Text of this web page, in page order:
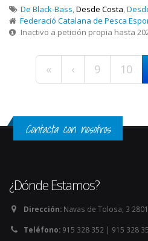
De Black-Bass,Desde Costa,
Federació Catalana de Pesca
Inactivo a petición propia hasta
Páginas
« ‹ 9 10
Contacta con nosotros
¿Dónde Estamos?
Dirección: Navas de Tolosa, 3
Teléfono: 915 328 352 | 915 328